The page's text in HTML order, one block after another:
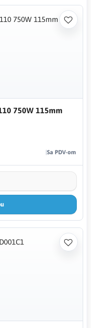
750W 115mm
Sa PDV-om